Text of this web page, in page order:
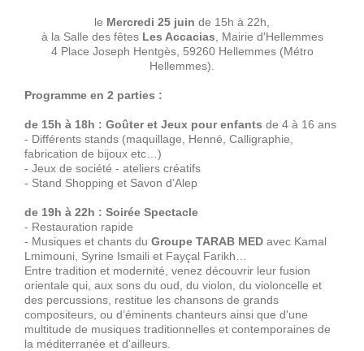
le Mercredi 25 juin de 15h à 22h,
à la Salle des fêtes Les Accacias , Mairie d'Hellemmes
4 Place Joseph Hentgès, 59260 Hellemmes (Métro
Hellemmes).
Programme en 2 parties :
de 15h à 18h : Goûter et Jeux pour enfants de 4 à 16 ans
- Différents stands (maquillage, Henné, Calligraphie,
fabrication de bijoux etc…)
- Jeux de société - ateliers créatifs
- Stand Shopping et Savon d’Alep
de 19h à 22h : Soirée Spectacle
- Restauration rapide
- Musiques et chants du Groupe TARAB MED avec Kamal
Lmimouni, Syrine Ismaili et Fayçal Farikh…
Entre tradition et modernité, venez découvrir leur fusion
orientale qui, aux sons du oud, du violon, du violoncelle et
des percussions, restitue les chansons de grands
compositeurs, ou d’éminents chanteurs ainsi que d'une
multitude de musiques traditionnelles et contemporaines de
la méditerranée et d'ailleurs.